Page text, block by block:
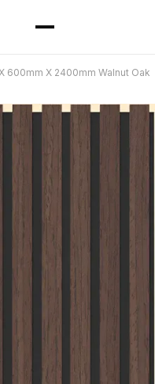
600mm X 2400mm Walnut Oak